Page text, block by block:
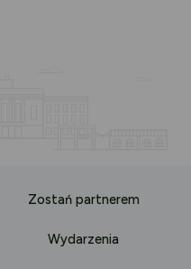
Zostań partnerem
Wydarzenia